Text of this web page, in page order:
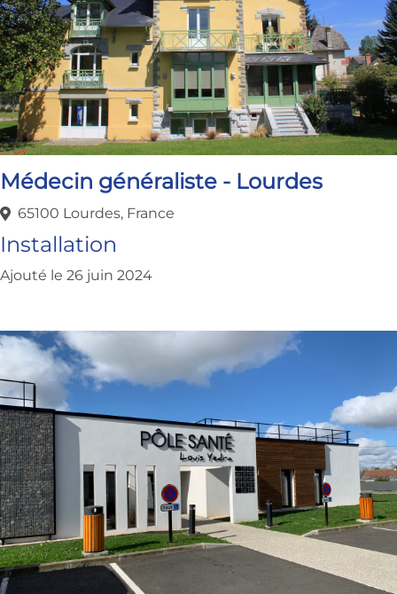
Médecin généraliste - Lourdes
65100 Lourdes, France
Installation
Ajouté le 26 juin 2024